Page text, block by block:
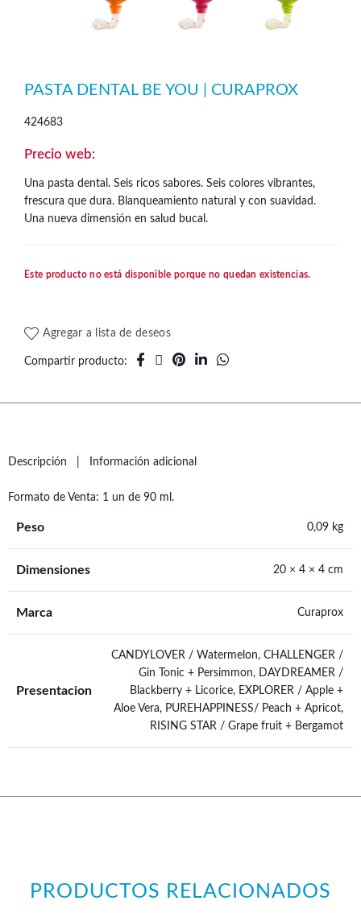
PASTA DENTAL BE YOU | CURAPROX
424683
Una pasta dental. Seis ricos sabores. Seis colores vibrantes,
frescura que dura. Blanqueamiento natural y con suavidad.
Una nueva dimensión en salud bucal.
Este producto no está disponible porque no quedan existencias.
Agregar a lista de deseos
Compartir producto
Descripción Información adicional
Formato de Venta: 1 un de 90 ml.
Peso 0,09 kg
Dimensiones 20 × 4 × 4 cm
Marca Curaprox
Presentacion
CANDYLOVER / Watermelon, CHALLENGER /
Gin Tonic + Persimmon, DAYDREAMER /
Blackberry + Licorice, EXPLORER / Apple +
Aloe Vera, PUREHAPPINESS/ Peach + Apricot,
RISING STAR / Grape fruit + Bergamot
PRODUCTOS RELACIONADOS